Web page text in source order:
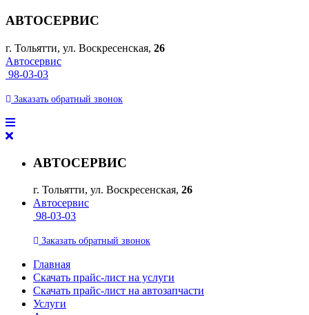
АВТОСЕРВИС
г. Тольятти, ул. Воскресенская, 26
Автосервис
98-03-03
Заказать обратный звонок
АВТОСЕРВИС
г. Тольятти, ул. Воскресенская, 26
Автосервис
98-03-03
Заказать обратный звонок
Главная
Скачать прайс-лист на услуги
Скачать прайс-лист на автозапчасти
Услуги